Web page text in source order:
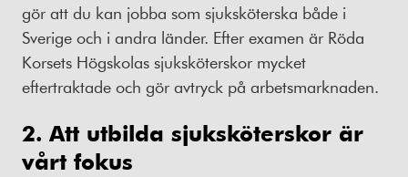
gör att du kan jobba som sjuksköterska både i
Sverige och i andra länder. Efter examen är Röda
Korsets Högskolas sjuksköterskor mycket
eftertraktade och gör avtryck på arbetsmarknaden.
2. Att utbilda sjuksköterskor är
vårt fokus